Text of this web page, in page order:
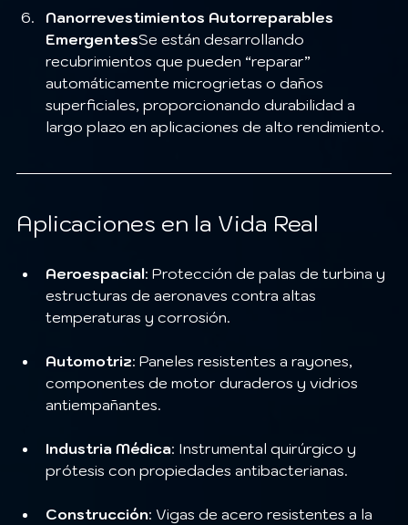
Nanorrevestimientos Autorreparables
EmergentesSe están desarrollando
recubrimientos que pueden “reparar”
automáticamente microgrietas o daños
superficiales, proporcionando durabilidad a
largo plazo en aplicaciones de alto rendimiento.
Aplicaciones en la Vida Real
Aeroespacial: Protección de palas de turbina y
estructuras de aeronaves contra altas
temperaturas y corrosión.
Automotriz: Paneles resistentes a rayones,
componentes de motor duraderos y vidrios
antiempañantes.
Industria Médica: Instrumental quirúrgico y
prótesis con propiedades antibacterianas.
Construcción: Vigas de acero resistentes a la